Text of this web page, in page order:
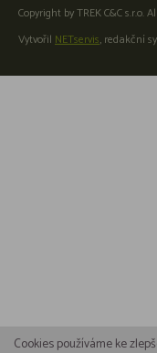
Copyright by TREK C&C s.r.o.
Vytvořil NETservis, redakční
Cookies používáme ke